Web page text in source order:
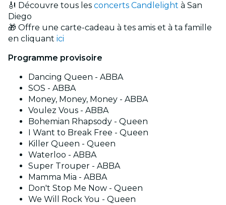
🎻 Découvre tous les concerts Candlelight à San
Diego
🎁 Offre une carte-cadeau à tes amis et à ta famille
en cliquant ici
Programme provisoire
Dancing Queen - ABBA
SOS - ABBA
Money, Money, Money - ABBA
Voulez Vous - ABBA
Bohemian Rhapsody - Queen
I Want to Break Free - Queen
Killer Queen - Queen
Waterloo - ABBA
Super Trouper - ABBA
Mamma Mia - ABBA
Don't Stop Me Now - Queen
We Will Rock You - Queen